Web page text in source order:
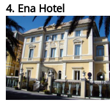
4. Ena Hotel